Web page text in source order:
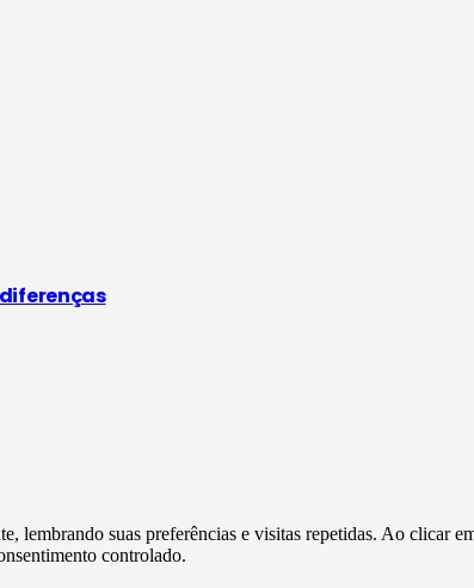
lembrando suas preferências e visitas repetidas. Ao clicar
controlado.